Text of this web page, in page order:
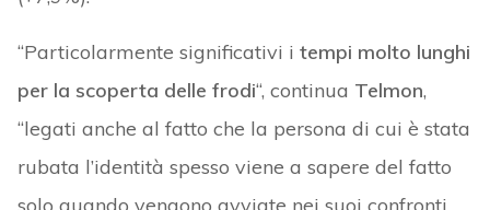
“Particolarmente significativi i tempi molto lunghi
per la scoperta delle frodi“, continua Telmon,
“legati anche al fatto che la persona di cui è stata
rubata l’identità spesso viene a sapere del fatto
solo quando vengono avviate nei suoi confronti